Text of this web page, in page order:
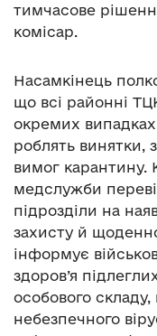
тимчасове
комісар.
Насамкінець
що всі районні
окремих випадках
роблять винятки,
вимог карантину.
медслужби
підрозділи на
захисту й
інформує
здоров’я
особового
небезпечного